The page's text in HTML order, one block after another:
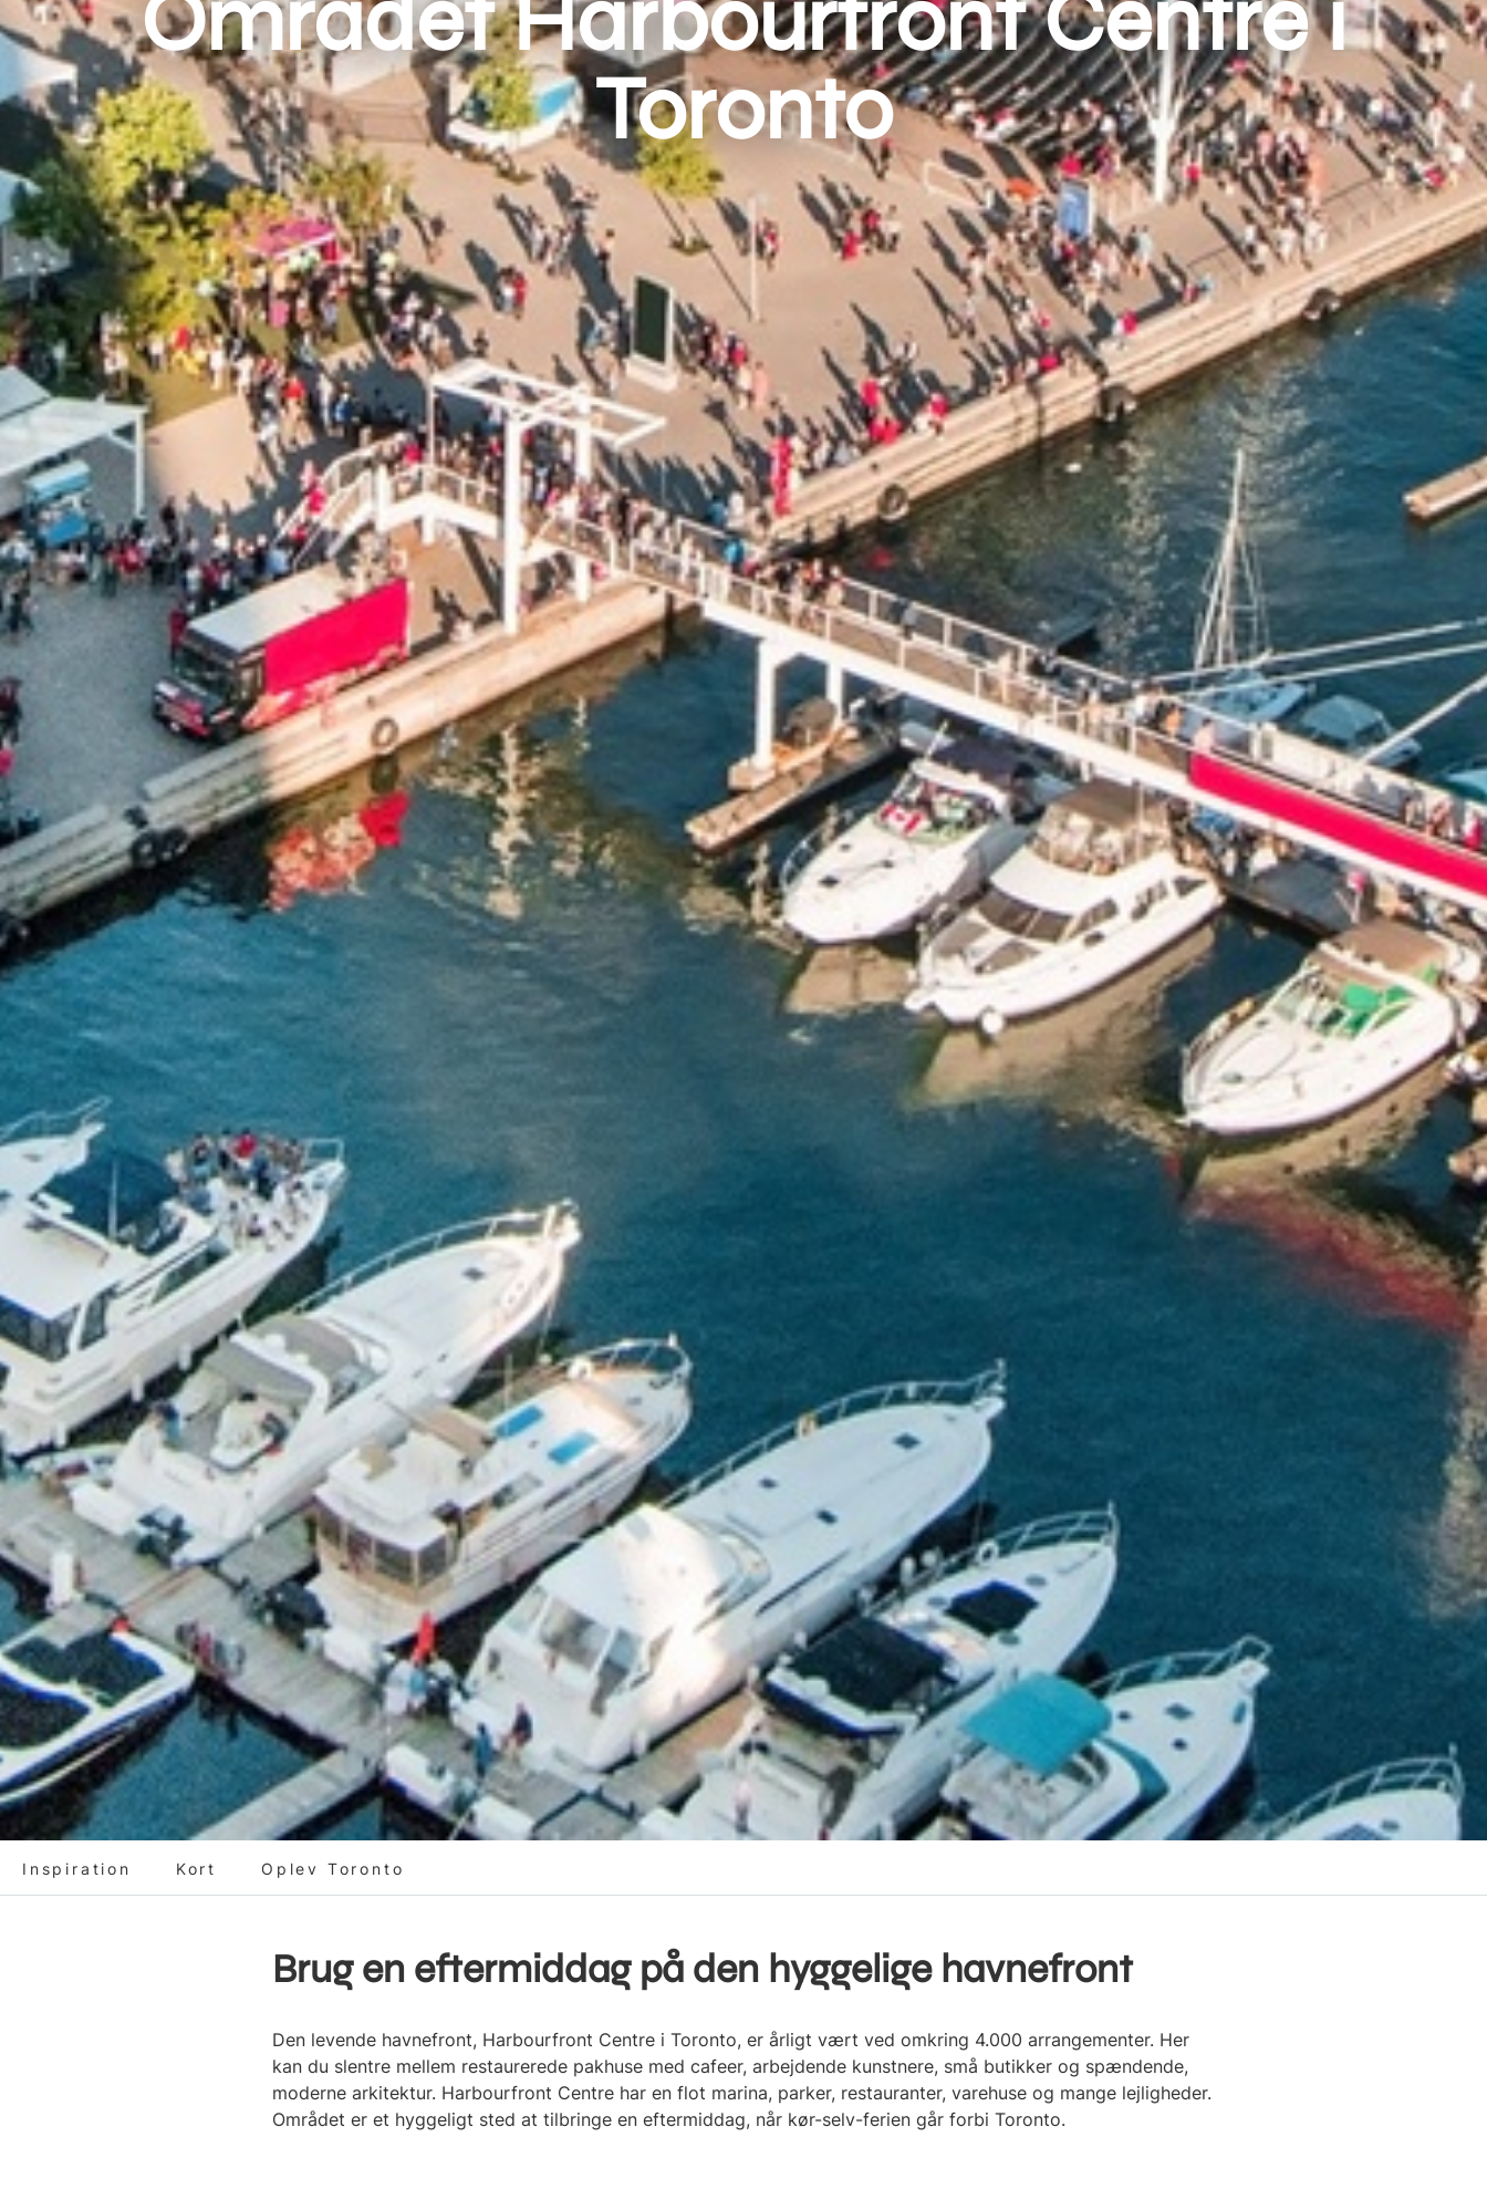
Toronto
Inspiration Kort Oplev Toronto
Brug en eftermiddag på den hyggelige havnefront
Den levende havnefront, Harbourfront Centre i Toronto, er årligt vært ved omkring 4.000 arrangementer. Her
kan du slentre mellem restaurerede pakhuse med cafeer, arbejdende kunstnere, små butikker og spændende,
moderne arkitektur. Harbourfront Centre har en flot marina, parker, restauranter, varehuse og mange lejligheder.
Området er et hyggeligt sted at tilbringe en eftermiddag, når kør-selv-ferien går forbi Toronto.